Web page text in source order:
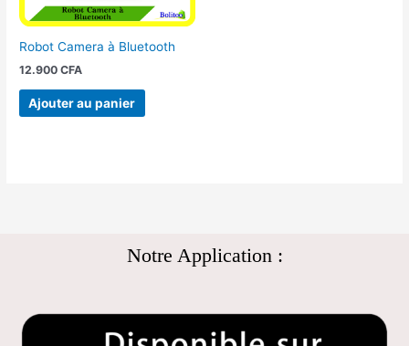
Robot Camera à Bluetooth
12.900CFA
Ajouter au panier
Notre Application :